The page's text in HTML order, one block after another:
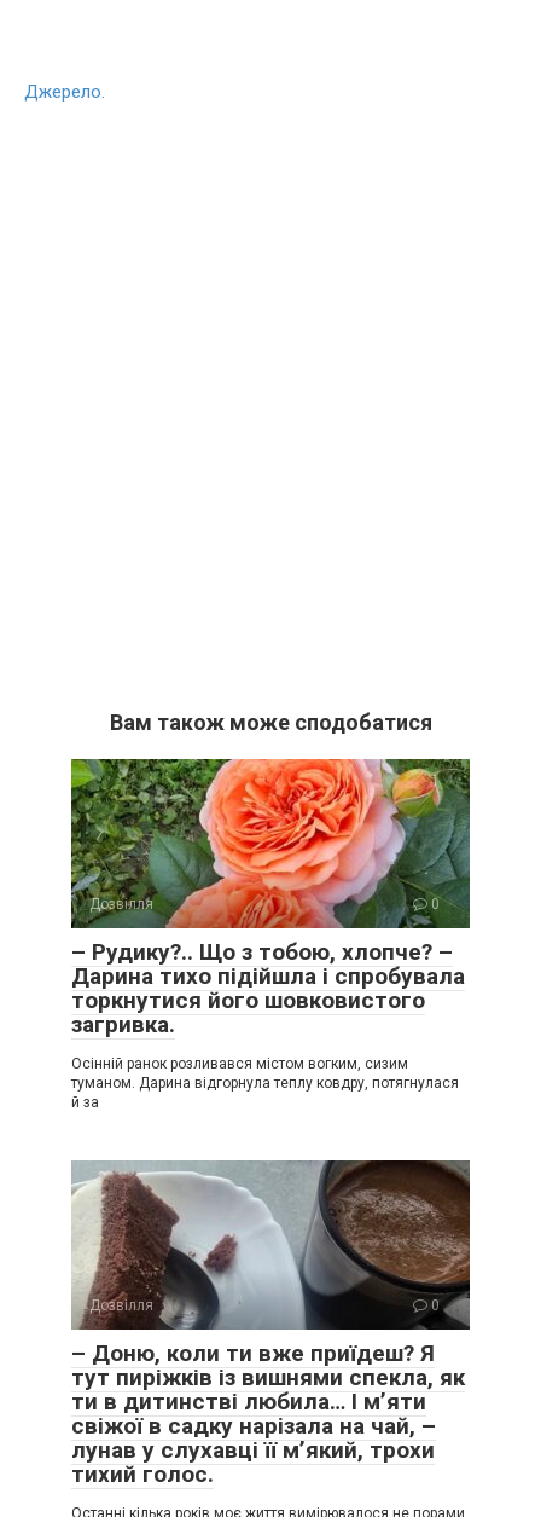
Джерело.
Вам також може сподобатися
Дозвілля 0
– Рудику?.. Що з тобою, хлопче? –
Дарина тихо підійшла і спробувала
торкнутися його шовковистого
загривка.
Осінній ранок розливався містом вогким, сизим
туманом. Дарина відгорнула теплу ковдру, потягнулася
й за
Дозвілля 0
– Доню, коли ти вже приїдеш? Я
тут пиріжків із вишнями спекла, як
ти в дитинстві любила… І м’яти
свіжої в садку нарізала на чай, –
лунав у слухавці її м’який, трохи
тихий голос.
Останні кілька років моє життя вимірювалося не порами